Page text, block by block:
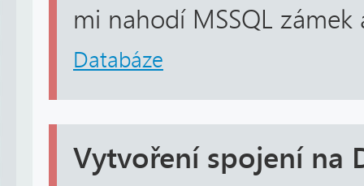
mi nahodí MSSQL
Databáze
Vytvoření spojení na